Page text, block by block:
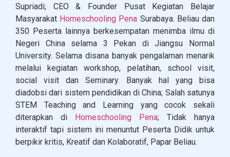
Supriadi; CEO & Founder Pusat Kegiatan Belajar
Masyarakat Homeschooling Pena Surabaya. Beliau dan
350 Peserta lainnya berkesempatan menimba ilmu di
Negeri China selama 3 Pekan di Jiangsu Normal
University. Selama disana banyak pengalaman menarik
melalui kegiatan workshop, pelatihan, school visit,
social visit dan Seminary. Banyak hal yang bisa
diadobsi dari sistem pendidikan di China; Salah satunya
STEM Teaching and Learning yang cocok sekali
diterapkan di
Homeschooling Pena; Tidak hanya
interaktif tapi sistem ini menuntut Peserta Didik untuk
berpikir kritis, Kreatif dan Kolaboratif, Papar Beliau.